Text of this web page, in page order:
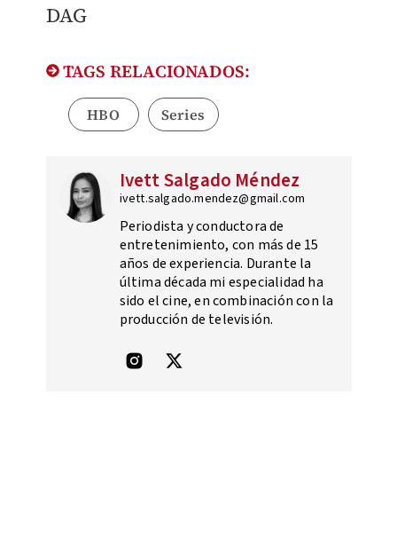
DAG
TAGS RELACIONADOS:
HBO Series
Ivett Salgado Méndez
ivett.salgado.mendez@gmail.com
Periodista y conductora de
entretenimiento, con más de 15
años de experiencia. Durante la
última década mi especialidad ha
sido el cine, en combinación con la
producción de televisión.